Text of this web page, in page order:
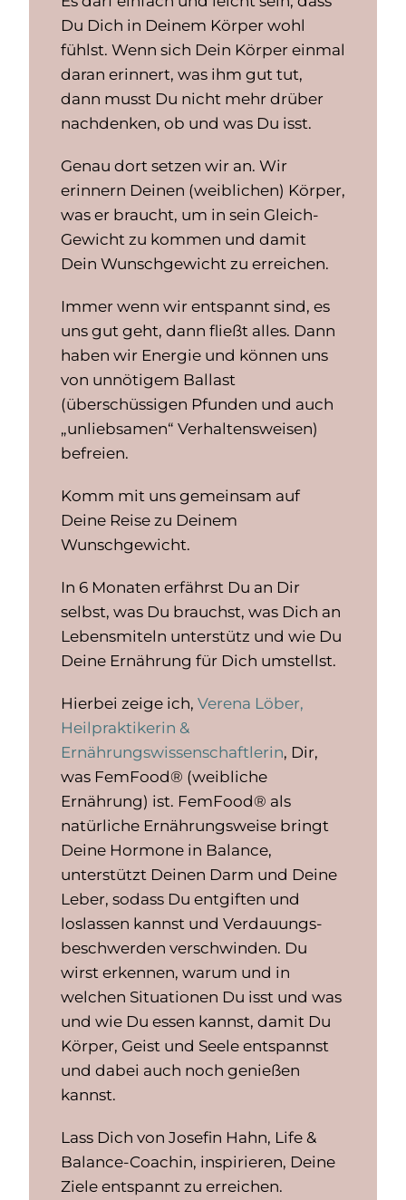
Du Dich in Deinem Körper wohl
fühlst. Wenn sich Dein Körper einmal
daran erinnert, was ihm gut tut,
dann musst Du nicht mehr drüber
nachdenken, ob und was Du isst.
Genau dort setzen wir an. Wir
erinnern Deinen (weiblichen) Körper,
was er braucht, um in sein Gleich-
Gewicht zu kommen und damit
Dein Wunschgewicht zu erreichen.
Immer wenn wir entspannt sind, es
uns gut geht, dann fließt alles. Dann
haben wir Energie und können uns
von unnötigem Ballast
(überschüssigen Pfunden und auch
„unliebsamen“ Verhaltensweisen)
befreien.
Komm mit uns gemeinsam auf
Deine Reise zu Deinem
Wunschgewicht.
In 6 Monaten erfährst Du an Dir
selbst, was Du brauchst, was Dich an
Lebensmiteln unterstütz und wie Du
Deine Ernährung für Dich umstellst.
Hierbei zeige ich, Verena Löber,
Heilpraktikerin &
Ernährungswissenschaftlerin, Dir,
was FemFood® (weibliche
Ernährung) ist. FemFood® als
natürliche Ernährungsweise bringt
Deine Hormone in Balance,
unterstützt Deinen Darm und Deine
Leber, sodass Du entgiften und
loslassen kannst und Verdauungs-
beschwerden verschwinden. Du
wirst erkennen, warum und in
welchen Situationen Du isst und was
und wie Du essen kannst, damit Du
Körper, Geist und Seele entspannst
und dabei auch noch genießen
kannst.
Lass Dich von Josefin Hahn, Life &
Balance-Coachin, inspirieren, Deine
Ziele entspannt zu erreichen.